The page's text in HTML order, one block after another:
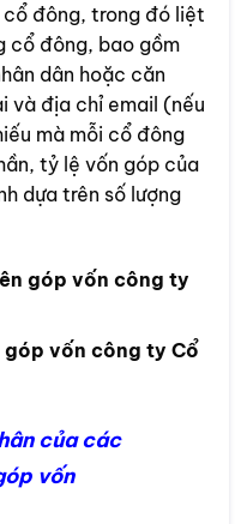
cổ đông, trong đó liệt
cổ đông, bao gồm
dân hoặc căn
và địa chỉ email (nếu
mà mỗi cổ đông
tỷ lệ vốn góp của
dựa trên số lượng
góp vốn công ty
vốn công ty Cổ
của các
vốn